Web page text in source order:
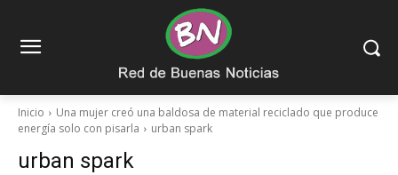
Inicio
Una mujer creó una baldosa de material reciclado que produce
energía solo con pisarla
urban spark
urban spark